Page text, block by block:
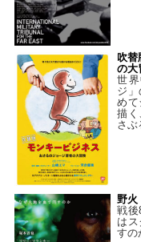
吹替
の
世
ジ
め
描
さぶ
野
戦後
は
すの